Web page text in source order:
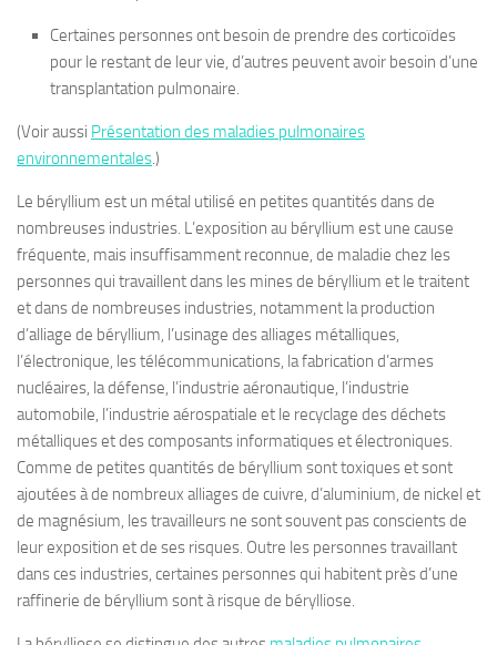
Certaines personnes ont besoin de prendre des corticoïdes
pour le restant de leur vie, d’autres peuvent avoir besoin d’une
transplantation pulmonaire.
(Voir aussi Présentation des maladies pulmonaires
environnementales.)
Le béryllium est un métal utilisé en petites quantités dans de
nombreuses industries. L’exposition au béryllium est une cause
fréquente, mais insuffisamment reconnue, de maladie chez les
personnes qui travaillent dans les mines de béryllium et le traitent
et dans de nombreuses industries, notamment la production
d’alliage de béryllium, l’usinage des alliages métalliques,
l’électronique, les télécommunications, la fabrication d’armes
nucléaires, la défense, l’industrie aéronautique, l’industrie
automobile, l’industrie aérospatiale et le recyclage des déchets
métalliques et des composants informatiques et électroniques.
Comme de petites quantités de béryllium sont toxiques et sont
ajoutées à de nombreux alliages de cuivre, d’aluminium, de nickel et
de magnésium, les travailleurs ne sont souvent pas conscients de
leur exposition et de ses risques. Outre les personnes travaillant
dans ces industries, certaines personnes qui habitent près d’une
raffinerie de béryllium sont à risque de bérylliose.